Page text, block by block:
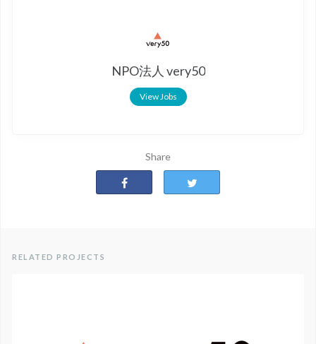
NPO法人 very50
View Jobs
Share
RELATED PROJECTS